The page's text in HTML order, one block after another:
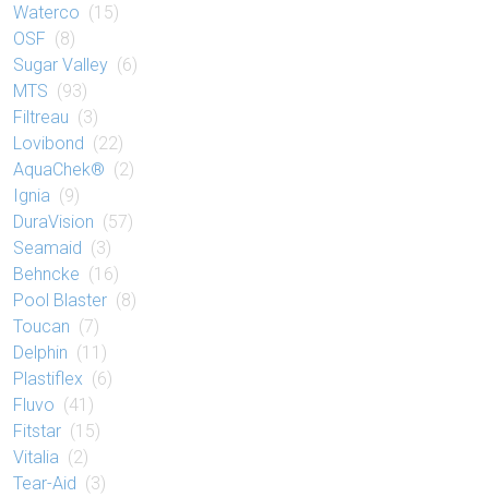
Waterco (15)
OSF (8)
Sugar Valley (6)
MTS (93)
Filtreau (3)
Lovibond (22)
AquaChek® (2)
Ignia (9)
DuraVision (57)
Seamaid (3)
Behncke (16)
Pool Blaster (8)
Toucan (7)
Delphin (11)
Plastiflex (6)
Fluvo (41)
Fitstar (15)
Vitalia (2)
Tear-Aid (3)